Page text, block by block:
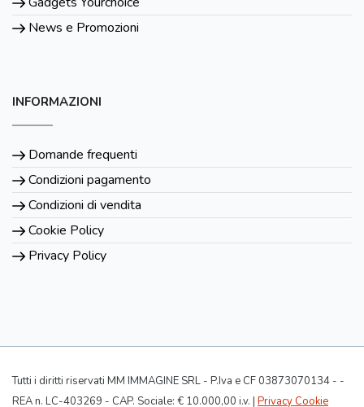
News e Promozioni
INFORMAZIONI
Domande frequenti
Condizioni pagamento
Condizioni di vendita
Cookie Policy
Privacy Policy
Tutti i diritti riservati MM IMMAGINE SRL - P.Iva e CF 03873070134 - -
REA n. LC-403269 - CAP. Sociale: € 10.000,00 i.v. | Privacy Cookie